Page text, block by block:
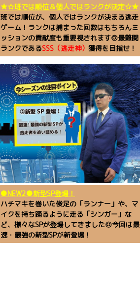
★☆班では順位＆個人ではランクが決定☆★
班では順位が、個人ではランクが決まる逃走
ゲーム！ランクは捕まった回数はもちろんミ
ッションの貢献度も重要視されます◎最難関
ランクであるSSS（逃走神） 獲得を目指せ！
●NEW2●新型SP登場！
ハチマキを巻いた俊足の「ランナー」や、マ
イクを持ち踊るように走る「シンガー」な
ど、様々なSPが登場してきました◎今回は最
速・最強の新型SPが新登場！